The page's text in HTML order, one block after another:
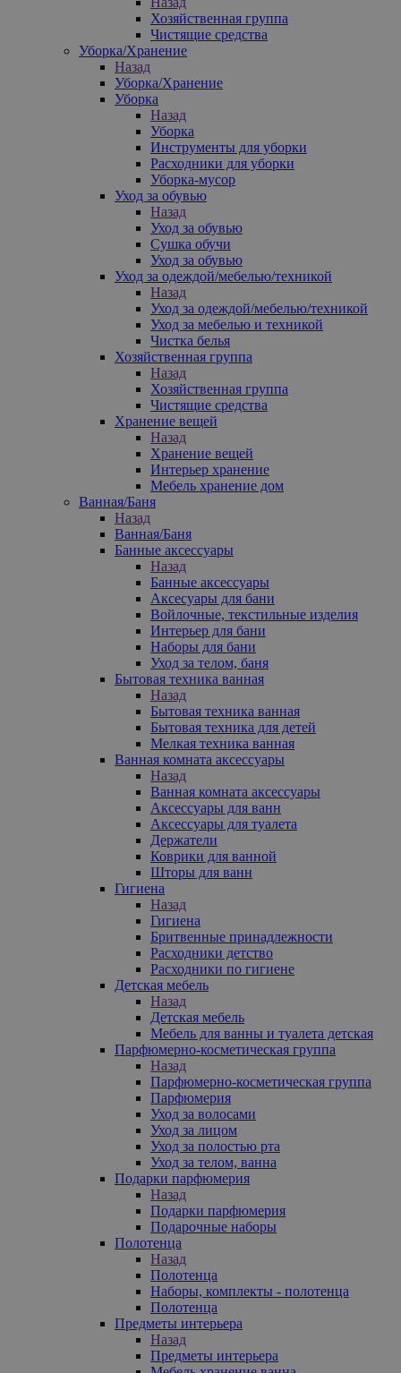
Хозяйственная группа
Чистящие средства
Уборка/Хранение
Назад
Уборка/Хранение
Уборка
Назад
Уборка
Инструменты для уборки
Расходники для уборки
Уборка-мусор
Уход за обувью
Назад
Уход за обувью
Сушка обучи
Уход за обувью
Уход за одеждой/мебелью/техникой
Назад
Уход за одеждой/мебелью/техникой
Уход за мебелью и техникой
Чистка белья
Хозяйственная группа
Назад
Хозяйственная группа
Чистящие средства
Хранение вещей
Назад
Хранение вещей
Интерьер хранение
Мебель хранение дом
Ванная/Баня
Назад
Ванная/Баня
Банные аксессуары
Назад
Банные аксессуары
Аксесуары для бани
Войлочные, текстильные изделия
Интерьер для бани
Наборы для бани
Уход за телом, баня
Бытовая техника ванная
Назад
Бытовая техника ванная
Бытовая техника для детей
Мелкая техника ванная
Ванная комната аксессуары
Назад
Ванная комната аксессуары
Аксессуары для ванн
Аксессуары для туалета
Держатели
Коврики для ванной
Шторы для ванн
Гигиена
Назад
Гигиена
Бритвенные принадлежности
Расходники детство
Расходники по гигиене
Детская мебель
Назад
Детская мебель
Мебель для ванны и туалета детская
Парфюмерно-косметическая группа
Назад
Парфюмерно-косметическая группа
Парфюмерия
Уход за волосами
Уход за лицом
Уход за полостью рта
Уход за телом, ванна
Подарки парфюмерия
Назад
Подарки парфюмерия
Подарочные наборы
Полотенца
Назад
Полотенца
Наборы, комплекты - полотенца
Полотенца
Предметы интерьера
Назад
Предметы интерьера